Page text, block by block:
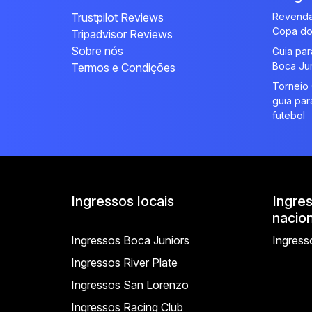
Trustpilot Reviews
Tripadvisor Reviews
Sobre nós
Termos e Condições
Copa
Guia
Boca
Torneio
guia
futebol
Ingressos locais
Ingressos Boca Juniors
Ingressos River Plate
Ingressos San Lorenzo
Ingressos Racing Club